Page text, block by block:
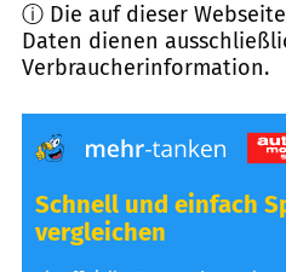
ⓘ Die auf dieser
Daten dienen
Verbraucherinformation.
Schnell und einfach
vergleichen